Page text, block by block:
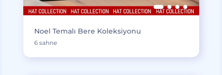
Noel Temalı Bere Koleksiyonu
6 sahne